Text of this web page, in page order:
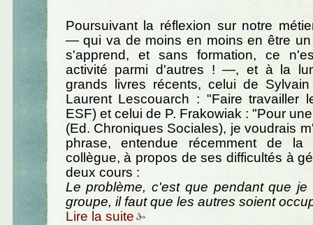
Poursuivant la réflexion sur notre
— qui va de moins en moins en être un
s'apprend, et sans formation, ce
activité parmi d'autres ! —, et à la
grands livres récents, celui de
Laurent Lescouarch : "Faire travailler
ESF) et celui de P. Frakowiak : "Pour
(Ed. Chroniques Sociales), je voudrais
phrase, entendue récemment de la
collègue, à propos de ses difficultés à
deux cours :
Le problème, c'est que pendant que je
groupe, il faut que les autres soient
Lire la suite